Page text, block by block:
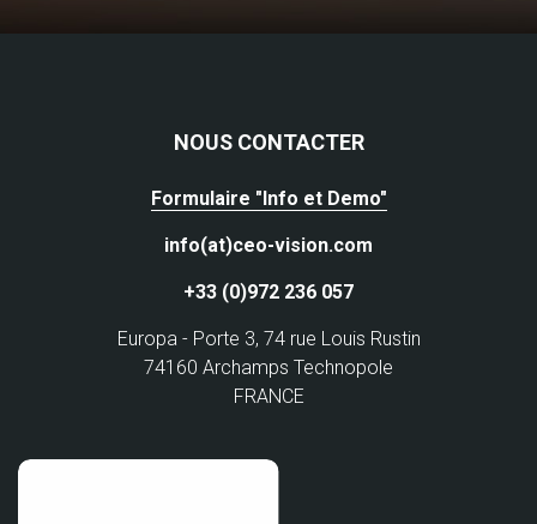
NOUS CONTACTER
Formulaire "Info et Demo"
info(at)ceo-vision.com
+33 (0)972 236 057
Europa - Porte 3, 74 rue Louis Rustin
74160 Archamps Technopole
FRANCE